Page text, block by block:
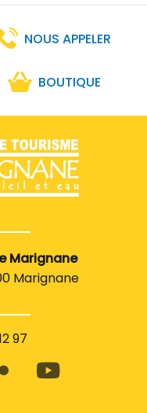
NOUS APPELER
BOUTIQUE
Marignane
Marignane
97